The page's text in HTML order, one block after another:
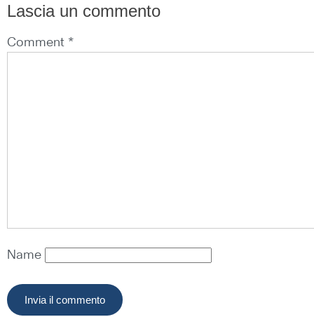
Lascia un commento
Comment *
Name